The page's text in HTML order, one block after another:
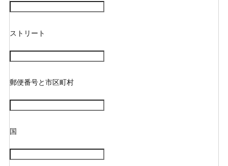
ストリート
郵便番号と市区町村
国